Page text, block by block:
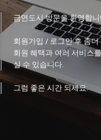
금연도시 방문을 환영합니
회원가입 / 로그인 후 좀더
회원 혜택과 여러 서비스
실 수 있습니다.
그럼 좋은 시간 되세요.